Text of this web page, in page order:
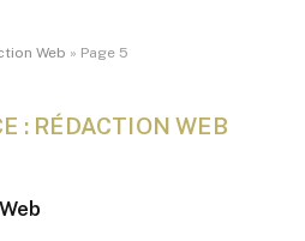
Web » Page 5
: RÉDACTION WEB